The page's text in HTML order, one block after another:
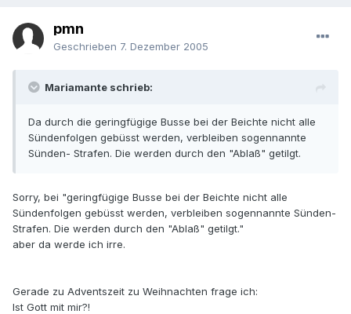
pmn
Geschrieben 7. Dezember 2005
Mariamante schrieb:
Da durch die geringfügige Busse bei der Beichte nicht alle
Sündenfolgen gebüsst werden, verbleiben sogennannte
Sünden- Strafen. Die werden durch den "Ablaß" getilgt.
Sorry, bei "geringfügige Busse bei der Beichte nicht alle
Sündenfolgen gebüsst werden, verbleiben sogennannte Sünden-
Strafen. Die werden durch den "Ablaß" getilgt."
aber da werde ich irre.
Gerade zu Adventszeit zu Weihnachten frage ich:
Ist Gott mit mir?!